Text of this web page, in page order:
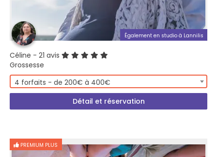
Également en studio à Lannilis
Céline - 21 avis
Grossesse
4 forfaits - de 200€ à 400€
Détail et réservation
PREMIUM PLUS